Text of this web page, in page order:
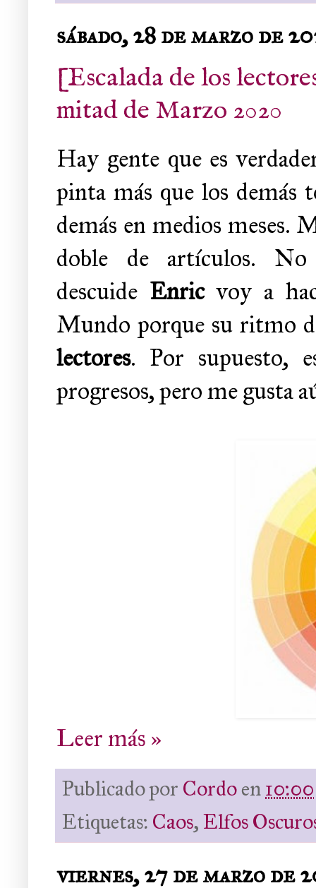
sábado, 28 de marzo de
[Escalada de los
mitad de Marzo 2020
Hay gente que es
pinta más que los demás
demás en medios meses.
doble de artículos.
descuide Enricvoy a
Mundo porque su ritmo
lectores. Por supuesto,
progresos, pero me gusta
Leer más »
Publicado por Cordoen10:00
Etiquetas: Caos,Elfos
viernes, 27 de marzo de